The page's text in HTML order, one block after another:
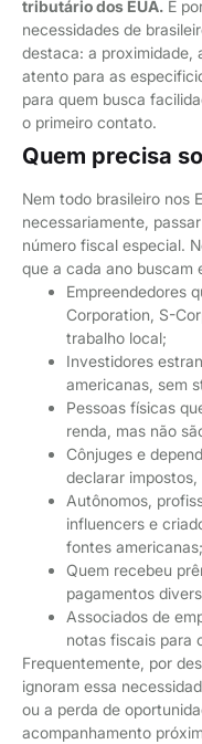
tributário dos EUA. E
necessidades de
destaca: a proximidade,
atento para as
para quem busca
o primeiro contato.
Quem precisa
Nem todo brasileiro nos
necessariamente,
número fiscal especial.
que a cada ano buscam
Empreendedores
Corporation, S-
trabalho local;
Investidores
americanas, sem
Pessoas físicas
renda, mas não
Cônjuges e
declarar impostos,
Autônomos,
influencers e
fontes americanas;
Quem recebeu
pagamentos
Associados de
notas fiscais para
Frequentemente, por
ignoram essa
ou a perda de
acompanhamento